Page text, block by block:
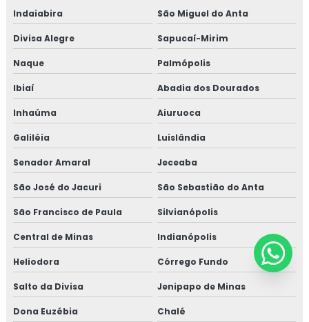
Indaiabira São Miguel do Anta
Divisa Alegre Sapucaí-Mirim
Naque Palmópolis
Ibiaí Abadia dos Dourados
Inhaúma Aiuruoca
Galiléia Luislândia
Senador Amaral Jeceaba
São José do Jacuri São Sebastião do Anta
São Francisco de Paula Silvianópolis
Central de Minas Indianópolis
Heliodora Córrego Fundo
Salto da Divisa Jenipapo de Minas
Dona Euzébia Chalé